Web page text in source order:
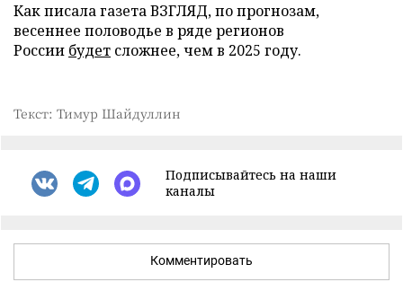
Как писала газета ВЗГЛЯД, по прогнозам,
весеннее половодье в ряде регионов
России будет сложнее, чем в 2025 году.
Текст: Тимур Шайдуллин
Подписывайтесь на наши
каналы
Комментировать